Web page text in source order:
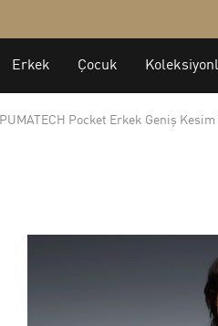
PUMATECH Pocket Erkek Geniş